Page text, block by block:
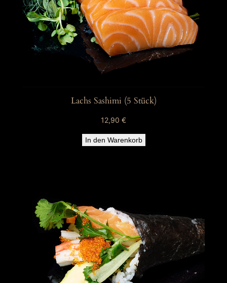
Lachs Sashimi (5 Stück)
12,90 €
In den Warenkorb